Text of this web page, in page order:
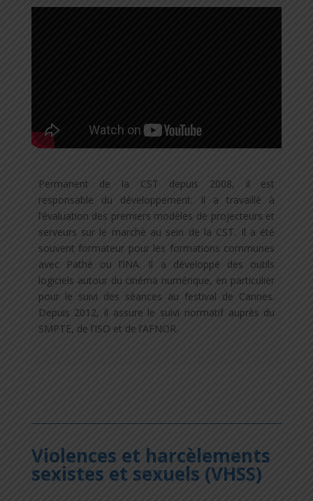
Permanent de la CST depuis 2008, il est
responsable du développement. Il a travaillé à
l’évaluation des premiers modèles de projecteurs et
serveurs sur le marché au sein de la CST. Il a été
souvent formateur pour les formations communes
avec Pathé ou l’INA. Il a développé des outils
logiciels autour du cinéma numérique, en particulier
pour le suivi des séances au festival de Cannes.
Depuis 2012, il assure le suivi normatif auprès du
SMPTE, de l’ISO et de l’AFNOR.
Violences et harcèlements
sexistes et sexuels (VHSS)